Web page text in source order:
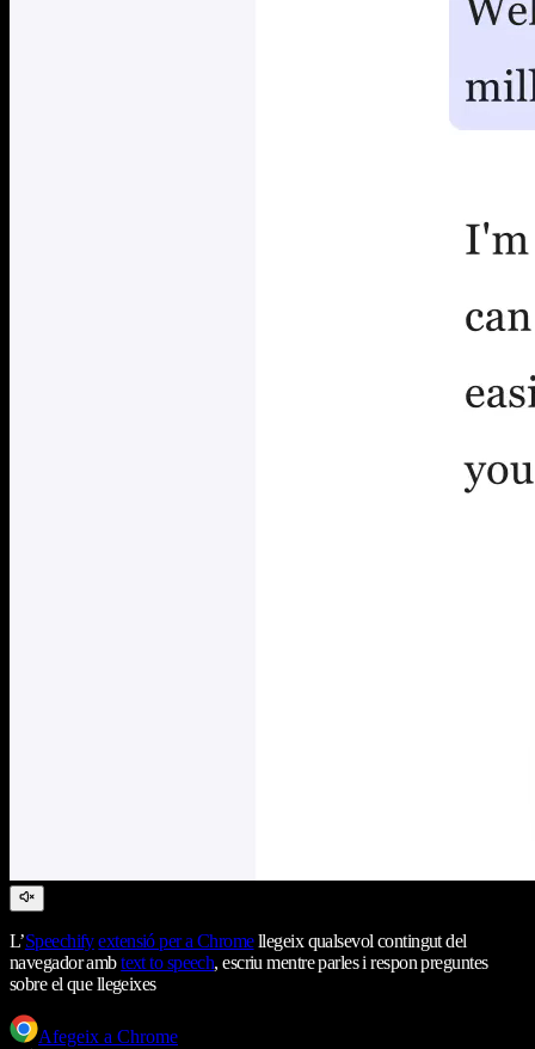
L’Speechify extensió per a Chromellegeix qualsevol contingut del
navegador ambtext to speech, escriu mentre parles i respon preguntes
sobre el que llegeixes
Afegeix a Chrome